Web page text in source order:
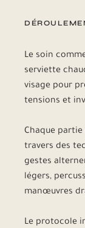
Le soin
serviette
visage pour
tensions et
Chaque
travers des
gestes
légers,
manœuvres
Le protocole